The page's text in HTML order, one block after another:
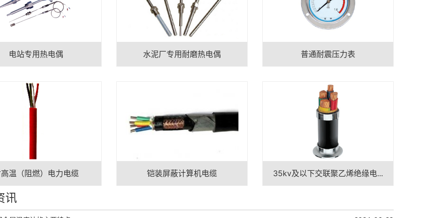
电站专用热电偶 水泥厂专用耐磨热电偶 普通耐震压力表
温（阻燃）电力电缆 铠装屏蔽计算机电缆 35kv及以下交联聚乙烯绝缘电...
讯